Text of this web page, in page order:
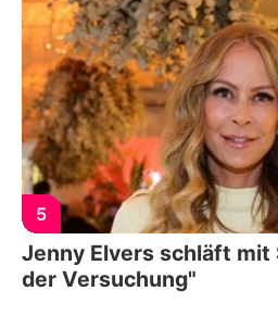
5
Jenny Elvers schläft mit
der Versuchung"